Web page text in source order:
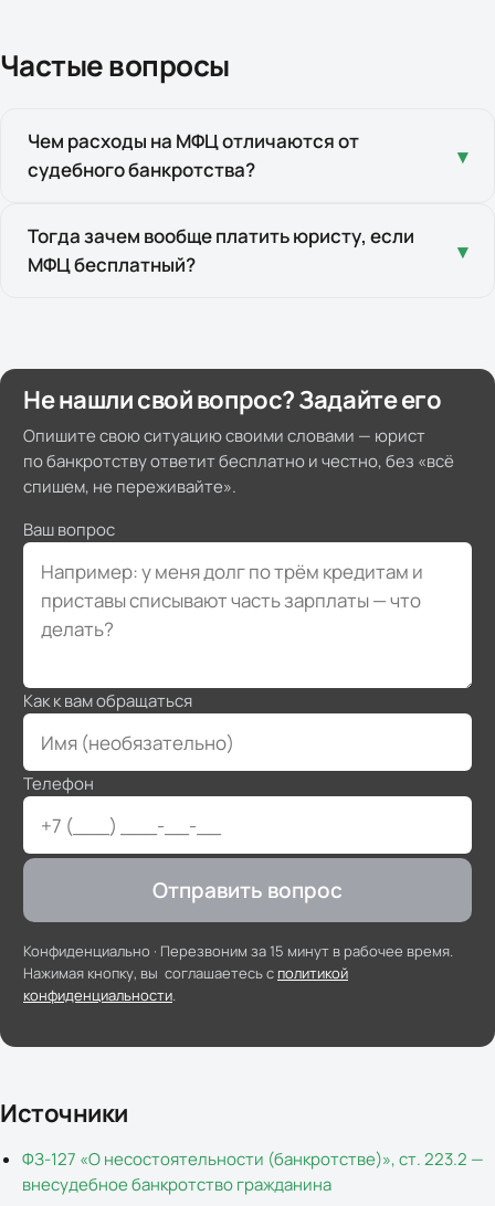
Частые вопросы
Чем расходы на МФЦ отличаются от
судебного банкротства?
▾
В суде есть обязательные платежи: депозит на
вознаграждение финансового управляющего
вообще, публикации делает сам МФЦ — поэтому
для вас она бесплатна.
Тогда зачем вообще платить юристу, если
МФЦ бесплатный?
▾
проверить, проходите ли вы по условиям, и без
ошибок составить заявление: главный риск
здесь — неполный список кредиторов, из-за
которого долг не спишется. Если ваш случай
скажем, что можно подать самому.
Не нашли свой вопрос? Задайте его
Опишите свою ситуацию своими словами — юрист
по банкротству ответит бесплатно и честно, без «всё
спишем, не переживайте».
Ваш вопрос
Как к вам обращаться
Телефон
Отправить вопрос
Конфиденциально · Перезвоним за 15 минут в рабочее время.
Нажимая кнопку, вы соглашаетесь с политикой
конфиденциальности.
Источники
ФЗ-127 «О несостоятельности (банкротстве)», ст. 223.2 —
внесудебное банкротство гражданина